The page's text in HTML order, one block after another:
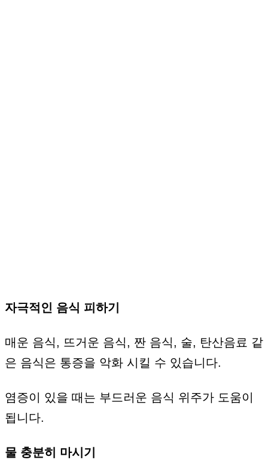
자극적인 음식 피하기
매운 음식, 뜨거운 음식, 짠 음식, 술, 탄산음료 같
은 음식은 통증을 악화 시킬 수 있습니다.
염증이 있을 때는 부드러운 음식 위주가 도움이
됩니다.
물 충분히 마시기